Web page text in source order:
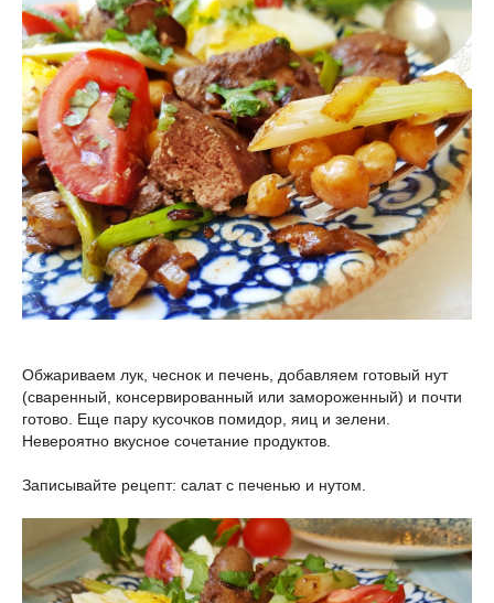
Обжариваем лук, чеснок и печень, добавляем готовый нут
(сваренный, консервированный или замороженный) и почти
готово. Еще пару кусочков помидор, яиц и зелени.
Невероятно вкусное сочетание продуктов.
Записывайте рецепт: салат с печенью и нутом.